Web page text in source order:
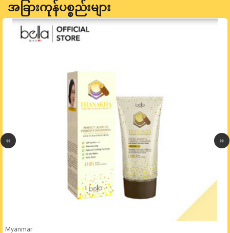
အခြားကုန်ပစ္စည်းများ
Myanmar